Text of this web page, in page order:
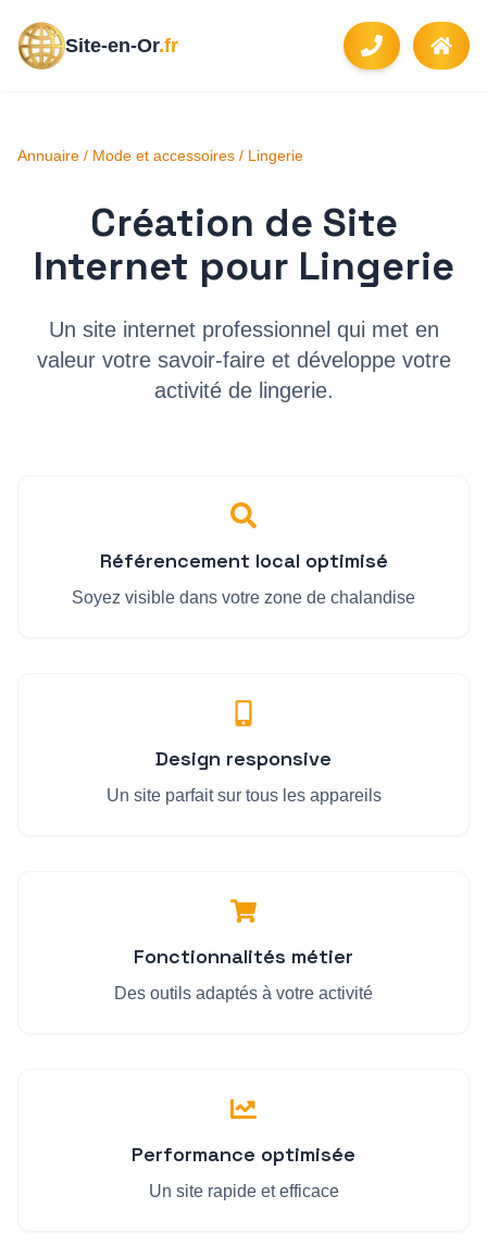
Site-en-Or.fr
Annuaire / Mode et accessoires / Lingerie
Création de Site
Internet pour Lingerie
Un site internet professionnel qui met en
valeur votre savoir-faire et développe votre
activité de lingerie.
Référencement local optimisé
Soyez visible dans votre zone de chalandise
Design responsive
Un site parfait sur tous les appareils
Fonctionnalités métier
Des outils adaptés à votre activité
Performance optimisée
Un site rapide et efficace